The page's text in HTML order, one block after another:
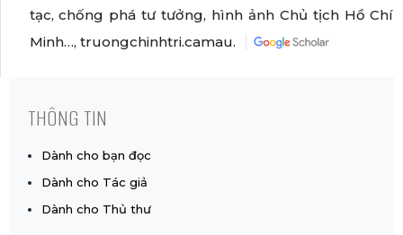
tạc, chống phá tư tưởng, hình ảnh Chủ tịch Hồ Chí
Minh…, truongchinhtri.camau.
THÔNG TIN
Dành cho bạn đọc
Dành cho Tác giả
Dành cho Thủ thư